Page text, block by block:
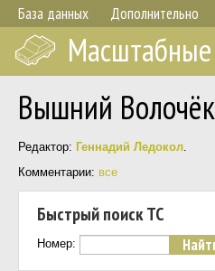
База данных Дополнительно
Вышний Волочёк
Редактор: Геннадий Ледокол.
Комментарии: все
Быстрый поиск ТС
Номер: